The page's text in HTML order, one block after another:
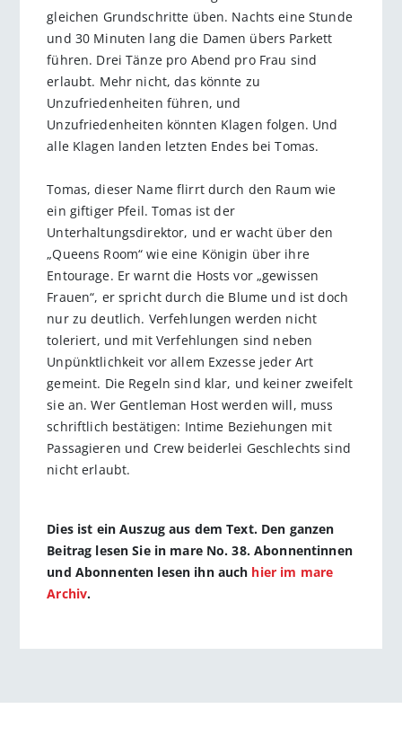
gleichen Grundschritte üben. Nachts eine Stunde
und 30 Minuten lang die Damen übers Parkett
führen. Drei Tänze pro Abend pro Frau sind
erlaubt. Mehr nicht, das könnte zu
Unzufriedenheiten führen, und
Unzufriedenheiten könnten Klagen folgen. Und
alle Klagen landen letzten Endes bei Tomas.
Tomas, dieser Name flirrt durch den Raum wie
ein giftiger Pfeil. Tomas ist der
Unterhaltungsdirektor, und er wacht über den
„Queens Room“ wie eine Königin über ihre
Entourage. Er warnt die Hosts vor „gewissen
Frauen“, er spricht durch die Blume und ist doch
nur zu deutlich. Verfehlungen werden nicht
toleriert, und mit Verfehlungen sind neben
Unpünktlichkeit vor allem Exzesse jeder Art
gemeint. Die Regeln sind klar, und keiner zweifelt
sie an. Wer Gentleman Host werden will, muss
schriftlich bestätigen: Intime Beziehungen mit
Passagieren und Crew beiderlei Geschlechts sind
nicht erlaubt.
Dies ist ein Auszug aus dem Text. Den ganzen
Beitrag lesen Sie in mare No. 38. Abonnentinnen
und Abonnenten lesen ihn auch hier im mare
Archiv.